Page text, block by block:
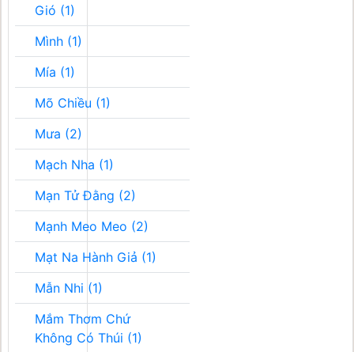
Gió (1)
Mình (1)
Mía (1)
Mõ Chiều (1)
Mưa (2)
Mạch Nha (1)
Mạn Tử Đằng (2)
Mạnh Meo Meo (2)
Mạt Na Hành Giả (1)
Mẫn Nhi (1)
Mắm Thơm Chứ
Không Có Thúi (1)